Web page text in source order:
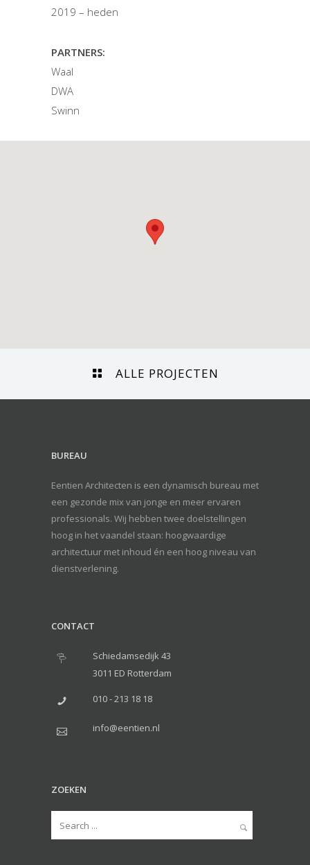
2019 – heden
PARTNERS:
Waal
DWA
Swinn
ALLE PROJECTEN
BUREAU
Eentien Architecten is een dynamisch bureau met
een gezonde mix van jonge en meer ervaren
professionals. Wij hebben twee doelstellingen
hoog in het vaandel staan: hoogwaardige
architectuur met inhoud én een hoog niveau van
dienstverlening.
CONTACT
Schiedamsedijk 43
3011 ED Rotterdam
010 - 213 18 18
info@eentien.nl
ZOEKEN